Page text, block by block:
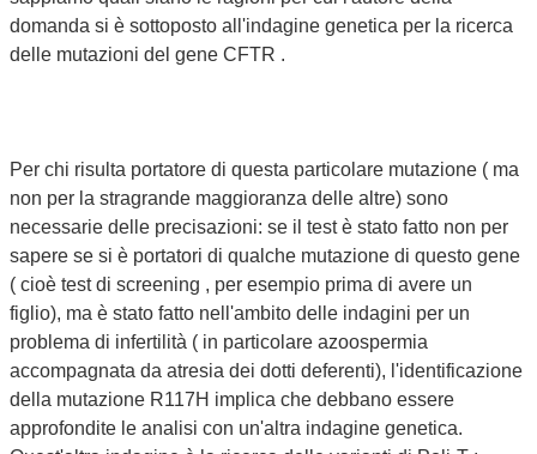
domanda si è sottoposto all'indagine genetica per la ricerca
delle mutazioni del gene CFTR .
Per chi risulta portatore di questa particolare mutazione ( ma
non per la stragrande maggioranza delle altre) sono
necessarie delle precisazioni: se il test è stato fatto non per
sapere se si è portatori di qualche mutazione di questo gene
( cioè test di screening , per esempio prima di avere un
figlio), ma è stato fatto nell'ambito delle indagini per un
problema di infertilità ( in particolare azoospermia
accompagnata da atresia dei dotti deferenti), l'identificazione
della mutazione R117H implica che debbano essere
approfondite le analisi con un'altra indagine genetica.